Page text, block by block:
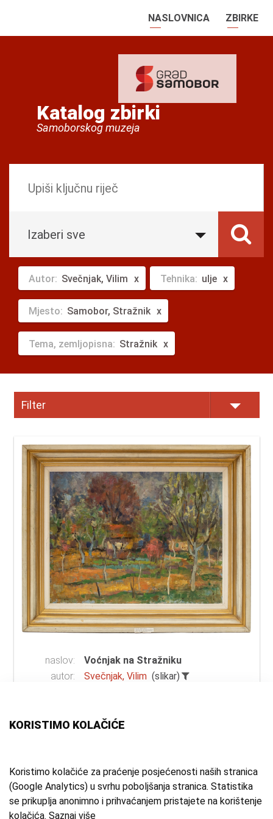
NASLOVNICA ZBIRKE
Katalog zbirki
Samoborskog muzeja
Izaberi sve
Autor: Svečnjak, Vilim Tehnika: ulje
Mjesto: Samobor, Stražnik
Tema, zemljopisna: Stražnik
Filter
naslov:
Voćnjak na Stražniku
autor:
Svečnjak, Vilim (slikar)
tehnika:
ulje
vrijeme
izrade:
20. st.
zbirka: Umjetnička zbirka
KORISTIMO KOLAČIĆE
Koristimo kolačiće za praćenje posjećenosti naših stranica
(Google Analytics) u svrhu poboljšanja stranica. Statistika
se prikuplja anonimno i prihvaćanjem pristajete na korištenje
kolačića. Saznaj više